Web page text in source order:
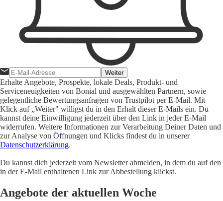
Weiter
Erhalte Angebote, Prospekte, lokale Deals, Produkt- und
Serviceneuigkeiten von Bonial und ausgewählten Partnern, sowie
gelegentliche Bewertungsanfragen von Trustpilot per E-Mail. Mit
Klick auf „Weiter" willigst du in den Erhalt dieser E-Mails ein. Du
kannst deine Einwilligung jederzeit über den Link in jeder E-Mail
widerrufen. Weitere Informationen zur Verarbeitung Deiner Daten und
zur Analyse von Öffnungen und Klicks findest du in unserer
Datenschutzerklärung.
Du kannst dich jederzeit vom Newsletter abmelden, in dem du auf den
in der E-Mail enthaltenen Link zur Abbestellung klickst.
Angebote der aktuellen Woche